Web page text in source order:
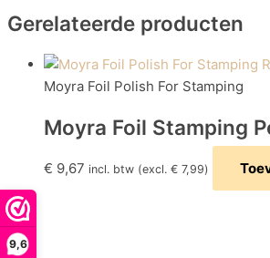
9,6
Gerelateerde producten
Moyra Foil Polish For Stamping
Moyra Foil Stamping
€ 9,67 incl. btw (excl. € 7,99)